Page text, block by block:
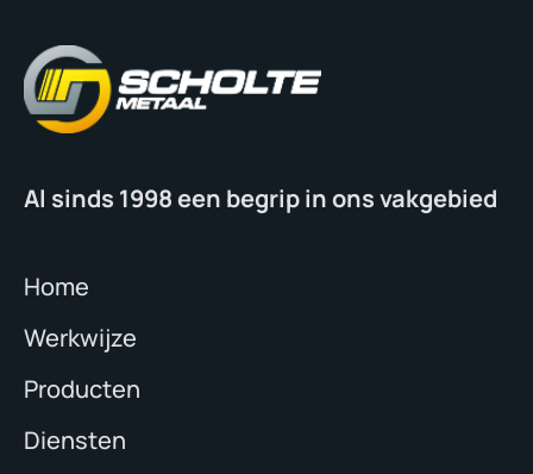
Al sinds 1998 een begrip in ons vakgebied
Home
Werkwijze
Producten
Diensten